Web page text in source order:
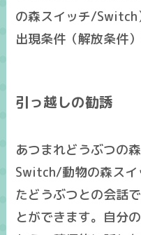
の森スイッチ/Switch
出現条件（解放条件
引っ越しの勧誘
あつまれどうぶつの
Switch/動物の森スイ
たどうぶつとの会話
とができます。自分